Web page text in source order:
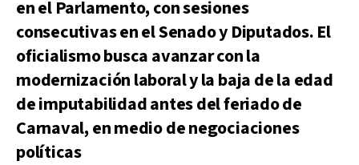
en el Parlamento, con sesiones
consecutivas en el Senado y Diputados. El
oficialismo busca avanzar con la
modernización laboral y la baja de la edad
de imputabilidad antes del feriado de
Carnaval, en medio de negociaciones
políticas